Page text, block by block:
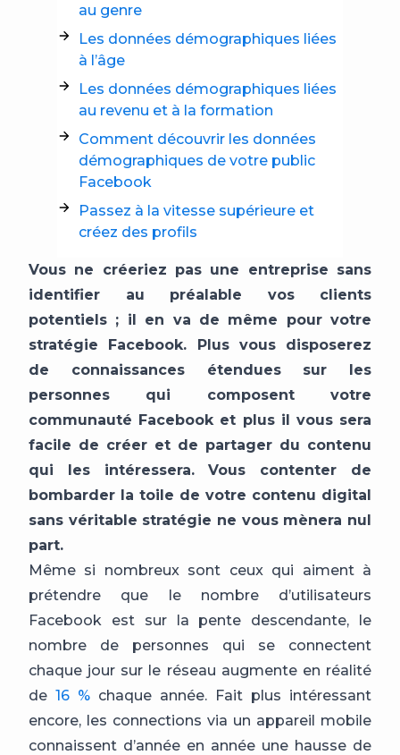
au genre
Les données démographiques liées
à l’âge
Les données démographiques liées
au revenu et à la formation
Comment découvrir les données
démographiques de votre public
Facebook
Passez à la vitesse supérieure et
créez des profils
Vous ne créeriez pas une entreprise sans
identifier au préalable vos clients
potentiels ; il en va de même pour votre
stratégie Facebook. Plus vous disposerez
de connaissances étendues sur les
personnes qui composent votre
communauté Facebook et plus il vous sera
facile de créer et de partager du contenu
qui les intéressera. Vous contenter de
bombarder la toile de votre contenu digital
sans véritable stratégie ne vous mènera nul
part.
Même si nombreux sont ceux qui aiment à
prétendre que le nombre d’utilisateurs
Facebook est sur la pente descendante, le
nombre de personnes qui se connectent
chaque jour sur le réseau augmente en réalité
de 16 % chaque année. Fait plus intéressant
encore, les connections via un appareil mobile
connaissent d’année en année une hausse de